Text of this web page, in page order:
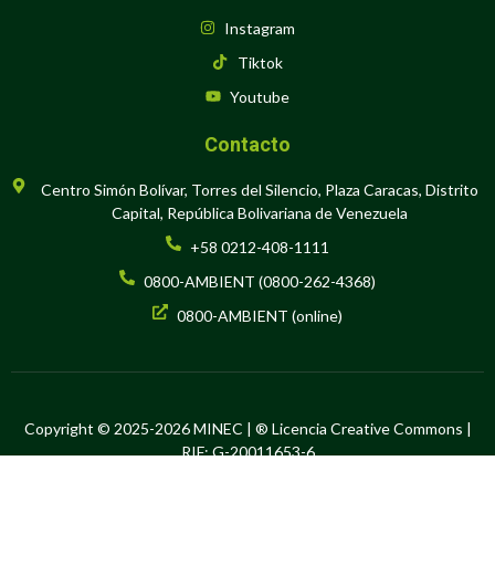
Instagram
Tiktok
Youtube
Contacto
Centro Simón Bolívar, Torres del Silencio, Plaza Caracas, Distrito
Capital, República Bolivariana de Venezuela
+58 0212-408-1111
0800-AMBIENT (0800-262-4368)
0800-AMBIENT (online)
Copyright © 2025-2026 MINEC | ® Licencia Creative Commons |
RIF: G-20011653-6